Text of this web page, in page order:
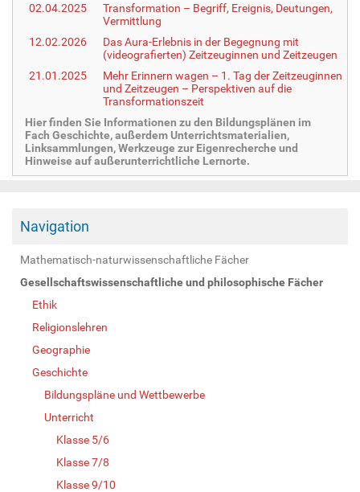
02.04.2025
Transformation – Begriff, Ereignis, Deutungen,
Vermittlung
12.02.2026
Das Aura-Erlebnis in der Begegnung mit
(videografierten) Zeitzeuginnen und Zeitzeugen
21.01.2025
Mehr Erinnern wagen – 1. Tag der Zeitzeuginnen
und Zeitzeugen – Perspektiven auf die
Transformationszeit
Hier finden Sie Informationen zu den Bildungsplänen im
Fach Geschichte, außerdem Unterrichtsmaterialien,
Linksammlungen, Werkzeuge zur Eigenrecherche und
Hinweise auf außerunterrichtliche Lernorte.
Navigation
Mathematisch-naturwissenschaftliche Fächer
Gesellschaftswissenschaftliche und philosophische Fächer
Ethik
Religionslehren
Geographie
Geschichte
Bildungspläne und Wettbewerbe
Unterricht
Klasse 5/6
Klasse 7/8
Klasse 9/10